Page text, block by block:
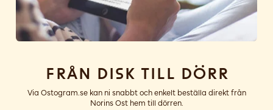
Från disk till dörr
Via Ostogram.se kan ni snabbt och enkelt beställa direkt från
Norins Ost hem till dörren.